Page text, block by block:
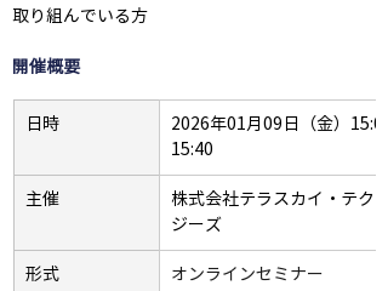
取り組んでいる方
開催概要
日時
2026年01月09日（金）
15:40
主催
株式会社テラスカイ・テクノ
ジーズ
形式 オンラインセミナー